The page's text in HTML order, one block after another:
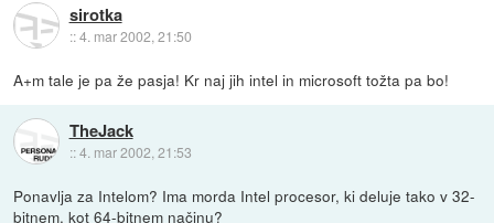
sirotka
::4. mar 2002, 21:50
A+m tale je pa že pasja! Kr naj jih intel in microsoft tožta pa bo!
TheJack
::4. mar 2002, 21:53
Ponavlja za Intelom? Ima morda Intel procesor, ki deluje tako v 32-
bitnem, kot 64-bitnem načinu?